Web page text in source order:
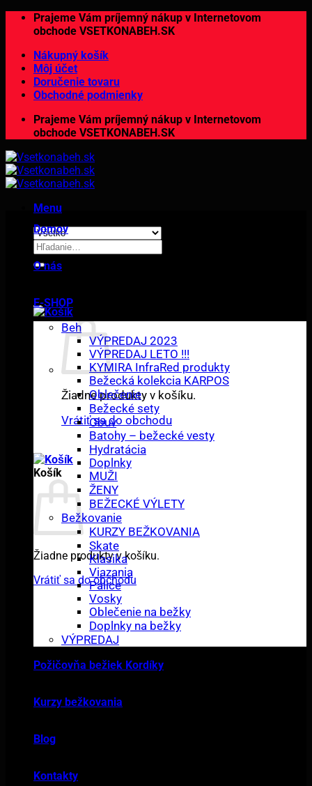
PreskočiťPrajeme Vám príjemný nákup v Internetovom
obchode VSETKONABEH.SK
Nákupný košík
Môj účet
Doručenie tovaru
Obchodné podmienky
Prajeme Vám príjemný nákup v Internetovom
obchode VSETKONABEH.SK
Menu
Hľadať:
Žiadne produkty v košíku.
Vrátiť sa do obchodu
Košík
Žiadne produkty v košíku.
Vrátiť sa do obchodu
Domov
O nás
E-SHOP
Beh
VÝPREDAJ 2023
VÝPREDAJ LETO !!!
KYMIRA InfraRed produkty
Bežecká kolekcia KARPOS
Oblečenie
Bežecké sety
Obuv
Batohy – bežecké vesty
Hydratácia
Doplnky
MUŽI
ŽENY
BEŽECKÉ VÝLETY
Bežkovanie
KURZY BEŽKOVANIA
Skate
Klasika
Viazania
Palice
Vosky
Oblečenie na bežky
Doplnky na bežky
VÝPREDAJ
Požičovňa bežiek Kordíky
Kurzy bežkovania
Blog
Kontakty